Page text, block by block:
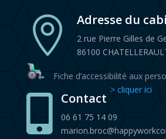
 Adresse du
2 rue Pierre Gilles de
86100
Fiche d’accessibilité aux
> cliquer ici
 Contact
06 61 75 14 09